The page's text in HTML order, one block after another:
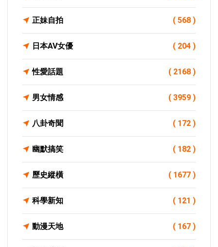
正妹自拍 ( 568 )
日本AV女優 ( 204 )
性愛話題 ( 2168 )
男女情感 ( 3959 )
八卦奇聞 ( 172 )
幽默搞笑 ( 182 )
歷史縱橫 ( 1677 )
科學新知 ( 121 )
動漫天地 ( 167 )